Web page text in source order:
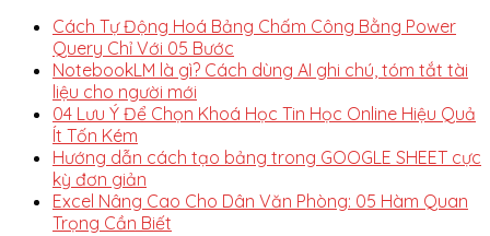
Cách Tự Động Hoá Bảng Chấm Công Bằng Power
Query Chỉ Với 05 Bước
NotebookLM là gì? Cách dùng AI ghi chú, tóm tắt tài
liệu cho người mới
04 Lưu Ý Để Chọn Khoá Học Tin Học Online Hiệu Quả
Ít Tốn Kém
Hướng dẫn cách tạo bảng trong GOOGLE SHEET cực
kỳ đơn giản
Excel Nâng Cao Cho Dân Văn Phòng: 05 Hàm Quan
Trọng Cần Biết